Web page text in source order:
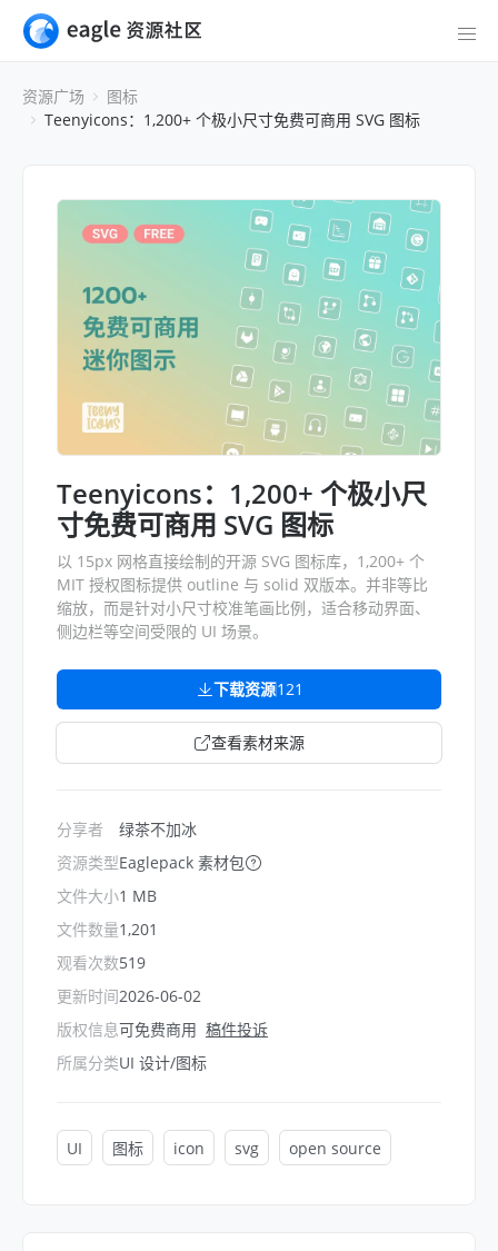
资源广场
图标
Teenyicons：1,200+ 个极小尺寸免费可商用 SVG 图标
Teenyicons：1,200+ 个极小尺
寸免费可商用 SVG 图标
以 15px 网格直接绘制的开源 SVG 图标库，1,200+ 个
MIT 授权图标提供 outline 与 solid 双版本。并非等比
缩放，而是针对小尺寸校准笔画比例，适合移动界面、
侧边栏等空间受限的 UI 场景。
下载资源121
查看素材来源
分享者
资源类型
文件大小
文件数量
观看次数
更新时间
版权信息
所属分类
绿茶不加冰
Eaglepack 素材包
1 MB
1,201
519
2026-06-02
可免费商用 稿件投诉
UI 设计/图标
UI 图标 icon svg open source